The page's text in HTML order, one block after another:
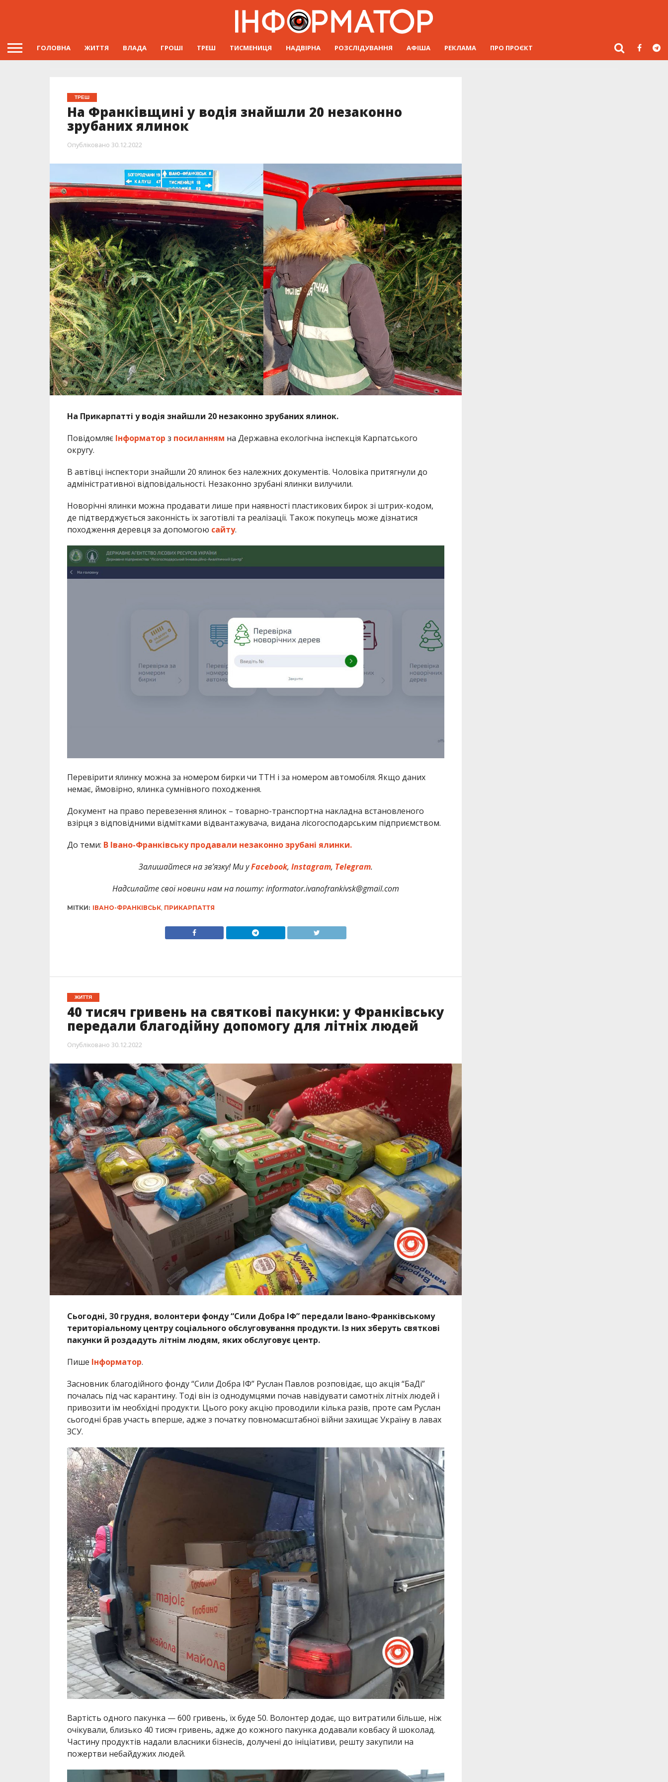
ГОЛОВНА ЖИТТЯ ВЛАДА ГРОШІ ТРЕШ ТИСМЕНИЦЯ НАДВІРНА РОЗСЛІДУВАННЯ АФІША РЕКЛАМА ПРО ПРОЄКТ
ТРЕШ
На Франківщині у водія знайшли 20 незаконно
зрубаних ялинок
Опубліковано 30.12.2022
На Прикарпатті у водія знайшли 20 незаконно зрубаних ялинок.
Повідомляє Інформатор з посиланням на Державна екологічна інспекція Карпатського
округу.
В автівці інспектори знайшли 20 ялинок без належних документів. Чоловіка притягнули до
адміністративної відповідальності. Незаконно зрубані ялинки вилучили.
Новорічні ялинки можна продавати лише при наявності пластикових бирок зі штрих-кодом,
де підтверджується законність їх заготівлі та реалізації. Також покупець може дізнатися
походження деревця за допомогою сайту.
Перевірити ялинку можна за номером бирки чи ТТН і за номером автомобіля. Якщо даних
немає, ймовірно, ялинка сумнівного походження.
Документ на право перевезення ялинок – товарно-транспортна накладна встановленого
взірця з відповідними відмітками відвантажувача, видана лісогосподарським підприємством.
До теми: В Івано-Франківську продавали незаконно зрубані ялинки.
Залишайтеся на зв’язку! Ми уFacebook, Instagram, Telegram.
Надсилайте свої новини нам на пошту: informator.ivanofrankivsk@gmail.com
МІТКИ: ІВАНО-ФРАНКІВСЬК, ПРИКАРПАТТЯ
ЖИТТЯ
40 тисяч гривень на святкові пакунки: у Франківську
передали благодійну допомогу для літніх людей
Опубліковано 30.12.2022
Сьогодні, 30 грудня, волонтери фонду “Сили Добра ІФ” передали Івано-Франківському
територіальному центру соціального обслуговування продукти. Із них зберуть святкові
пакунки й роздадуть літнім людям, яких обслуговує центр.
Пише Інформатор.
Засновник благодійного фонду “Сили Добра ІФ” Руслан Павлов розповідає, що акція “БаДі”
почалась під час карантину. Тоді він із однодумцями почав навідувати самотніх літніх людей і
привозити їм необхідні продукти. Цього року акцію проводили кілька разів, проте сам Руслан
сьогодні брав участь вперше, адже з початку повномасштабної війни захищає Україну в лавах
ЗСУ.
Вартість одного пакунка — 600 гривень, їх буде 50. Волонтер додає, що витратили більше, ніж
очікували, близько 40 тисяч гривень, адже до кожного пакунка додавали ковбасу й шоколад.
Частину продуктів надали власники бізнесів, долучені до ініціативи, решту закупили на
пожертви небайдужих людей.